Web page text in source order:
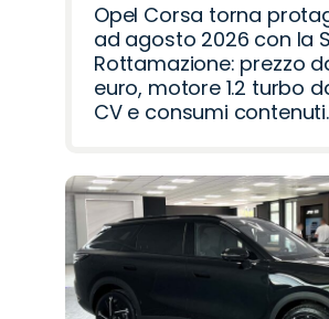
Opel Corsa torna
ad agosto 2026 con la
Rottamazione: prezzo
euro, motore 1.2 turbo
CV e consumi contenuti.